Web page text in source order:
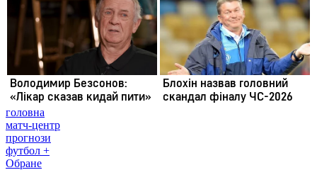
головна
матч-центр
прогнози
футбол +
Обране